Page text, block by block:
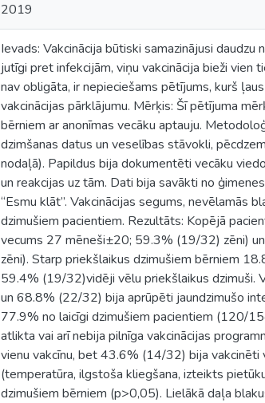
2019
Ievads: Vakcinācija būtiski samazinājusi
jutīgi pret infekcijām, viņu vakcinācija bieži vien
nav obligāta, ir nepieciešams pētījums, kurš
vakcinācijas pārklājumu. Mērķis: Šī pētījuma
bērniem ar anonīmas vecāku aptauju.
dzimšanas datus un veselības stāvokli,
nodaļā). Papildus bija dokumentēti vecāku
un reakcijas uz tām. Dati bija savākti no
“Esmu klāt”. Vakcinācijas segums, nevēlamās
dzimušiem pacientiem. Rezultāts: Kopējā
vecums 27 mēneši±20; 59.3% (19/32) zēni)
zēni). Starp priekšlaikus dzimušiem bērniem
59.4% (19/32)vidēji vēlu priekšlaikus dzimuši.
un 68.8% (22/32) bija aprūpēti jaundzimušo
77.9% no laicīgi dzimušiem pacientiem (120/
atlikta vai arī nebija pilnīga vakcinācijas
vienu vakcīnu, bet 43.6% (14/32) bija
(temperatūra, ilgstoša kliegšana, izteikts
dzimušiem bērniem (p>0,05). Lielākā daļa